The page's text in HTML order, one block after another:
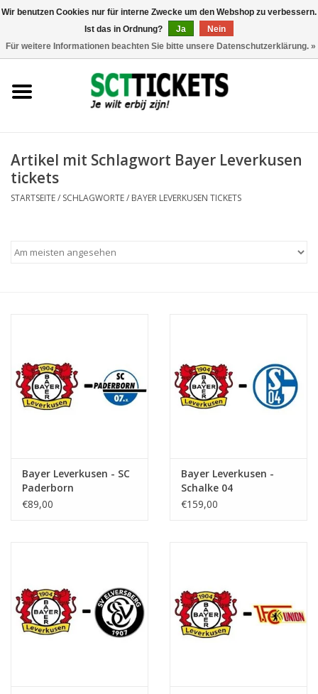
Artikel mit Schlagwort Bayer Leverkusen
tickets
STARTSEITE/ SCHLAGWORTE/ BAYER LEVERKUSEN TICKETS
Bayer Leverkusen - SC
Paderborn
€89,00
Bayer Leverkusen -
Schalke 04
€159,00
Wir benutzen Cookies nur für interne Zwecke um den Webshop zu verbessern.
Ist das in Ordnung?
Ja
Nein
Für weitere Informationen beachten Sie bitte unsere Datenschutzerklärung. »